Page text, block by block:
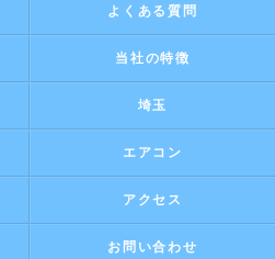
よくある質問
当社の特徴
埼玉
エアコン
アクセス
お問い合わせ